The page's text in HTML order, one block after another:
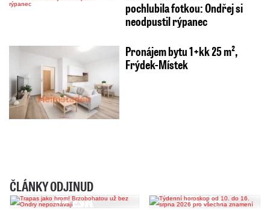
pochlubila fotkou: Ondřej si
neodpustil rýpanec
Pronájem bytu 1+kk 25 m²,
Frýdek-Místek
ČLÁNKY ODJINUD